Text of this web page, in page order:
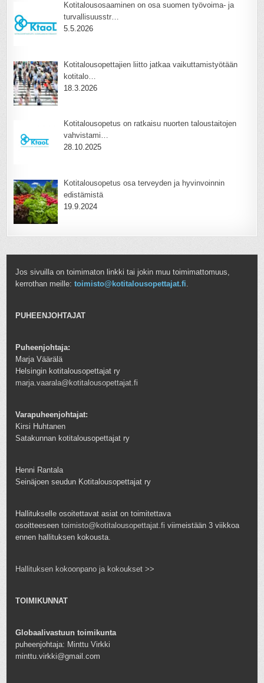
Kotitalousosaaminen on osa suomen työvoima- ja
turvallisuusstr…
5.5.2026
Kotitalousopettajien liitto jatkaa vaikuttamistyötään
kotitalo…
18.3.2026
Kotitalousopetus on ratkaisu nuorten taloustaitojen
vahvistami…
28.10.2025
Kotitalousopetus osa terveyden ja hyvinvoinnin
edistämistä
19.9.2024
Jos sivuilla on toimimaton linkki tai jokin muu toimimattomuus,
kerrothan meille:toimisto@kotitalousopettajat.fi
PUHEENJOHTAJAT
Puheenjohtaja:
Marja Väärälä
Helsingin kotitalousopettajat ry
marja.vaarala@kotitalousopettajat.fi
Varapuheenjohtajat:
Kirsi Huhtanen
Satakunnan kotitalousopettajat ry
Henni Rantala
Seinäjoen seudun Kotitalousopettajat ry
Hallitukselle osoitettavat asiat on toimitettava
osoitteeseentoimisto@kotitalousopettajat.fi viimeistään 3 viikkoa
ennen hallituksen kokousta.
Hallituksen kokoonpano ja kokoukset >>
TOIMIKUNNAT
Globaalivastuun toimikunta
puheenjohtaja: Minttu Virkki
minttu.virkki@gmail.com